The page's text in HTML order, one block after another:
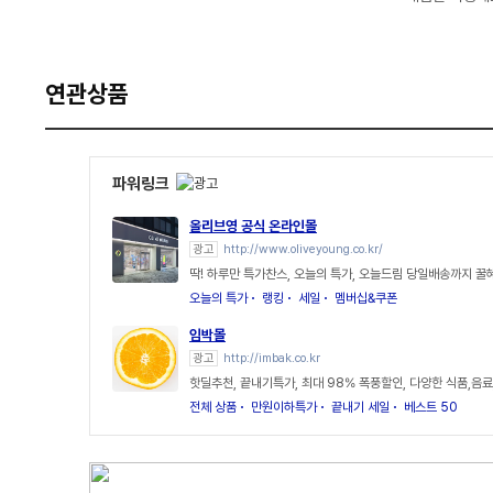
연관상품
파워링크
올리브영 공식 온라인몰
광고 http://www.oliveyoung.co.kr/
딱! 하루만 특가찬스, 오늘의 특가, 오늘드림 당일배송까지 꿀
오늘의 특가
랭킹 세일 멤버십&쿠폰
임박몰
광고 http://imbak.co.kr
핫딜추천, 끝내기특가, 최대 98% 폭풍할인, 다양한 식품,음
전체 상품
만원이하특가 끝내기 세일 베스트 50